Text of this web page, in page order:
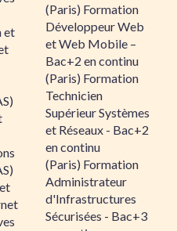
et
(Paris) Formation
Développeur Web
et Web Mobile –
Bac+2 en continu
(Paris) Formation
Technicien
Supérieur Systèmes
et Réseaux - Bac+2
en continu
(Paris) Formation
Administrateur
d'Infrastructures
Sécurisées - Bac+3